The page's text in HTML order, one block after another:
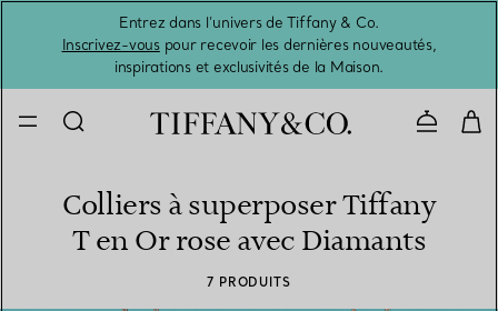
Entrez dans l’univers de Tiffany & Co.
Inscrivez-vouspour recevoir les dernières nouveautés,
inspirations et exclusivités de la Maison.
Colliers à superposer Tiffany
T en Or rose avec Diamants
7 PRODUITS